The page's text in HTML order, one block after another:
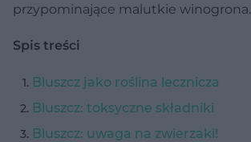
przypominające malutkie winogrona.
Spis treści
Bluszcz jako roślina lecznicza
Bluszcz: toksyczne składniki
Bluszcz: uwaga na zwierzaki!